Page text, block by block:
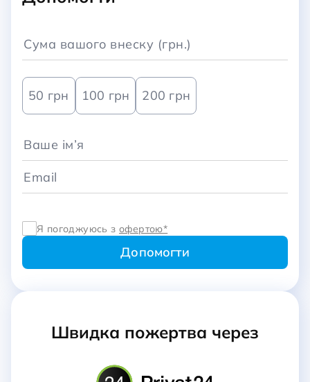
50 грн 100 грн 200 грн
Я погоджуюсь зофертою*
Швидка пожертва через